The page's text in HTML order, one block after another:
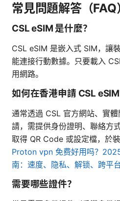
常見問題解答（FAQ
CSL eSIM 是什麼？
CSL eSIM 是嵌入式 SIM，讓
能連接行動數據。只要載入
用網路。
如何在香港申請 CSL eSIM
通常透過 CSL 官方網站、實
請，需提供身份證明、聯絡方
取得 QR Code 或設定檔，於
Proton vpn 免费好用吗？
南：速度、隐私、解锁、跨平
需要哪些證件？